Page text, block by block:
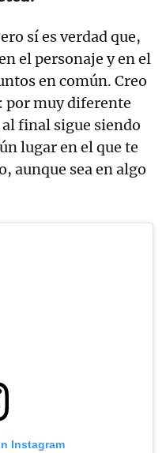
sí es verdad que,
el personaje y en el
en común. Creo
por muy diferente
final sigue siendo
lugar en el que te
aunque sea en algo
Instagram